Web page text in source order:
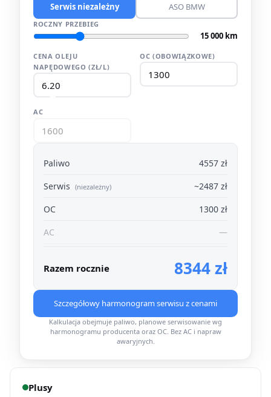
Serwis niezależny ASO BMW
ROCZNY PRZEBIEG
15 000 km
CENA OLEJU
NAPĘDOWEGO (ZŁ/L)
OC (OBOWIĄZKOWE)
AC
Paliwo
4557 zł
Serwis (niezależny)
~2487 zł
OC
1300 zł
AC
—
Razem rocznie 8344 zł
Szczegółowy harmonogram serwisu z cenami
Kalkulacja obejmuje paliwo, planowe serwisowanie wg
harmonogramu producenta oraz OC. Bez AC i napraw
awaryjnych.
Plusy